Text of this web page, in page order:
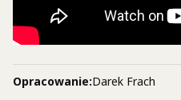
Opracowanie:Darek Frach